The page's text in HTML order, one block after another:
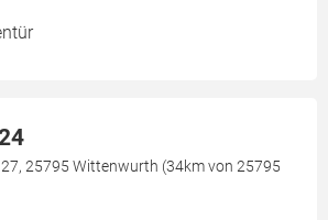
27, 25795 Wittenwurth (34km von 25795